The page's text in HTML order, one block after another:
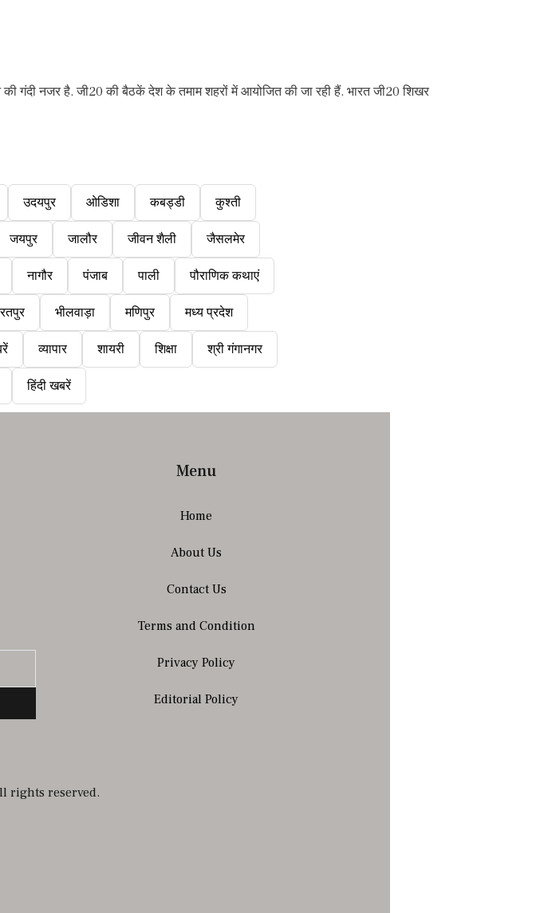
गंदी नजर है. जी20 की बैठकें देश के तमाम शहरों में आयोजित की जा रही हैं. भारत जी20 शिखर
उदयपुर ओडिशा कबड्डी कुश्ती
जयपुर जालौर जीवन शैली जैसलमेर
नागौर पंजाब पाली पौराणिक कथाएं
भीलवाड़ा मणिपुर मध्य प्रदेश
व्यापार शायरी शिक्षा श्री गंगानगर
हिंदी खबरें
Menu
Home
About Us
Contact Us
Terms and Condition
Privacy Policy
Editorial Policy
rights reserved.